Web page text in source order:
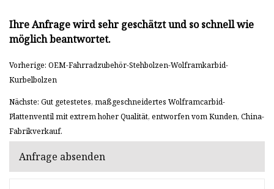
Ihre Anfrage wird sehr geschätzt und so schnell wie
möglich beantwortet.
Vorherige: OEM-Fahrradzubehör-Stehbolzen-Wolframkarbid-
Kurbelbolzen
Nächste: Gut getestetes, maßgeschneidertes Wolframcarbid-
Plattenventil mit extrem hoher Qualität, entworfen vom Kunden, China-
Fabrikverkauf.
Anfrage absenden